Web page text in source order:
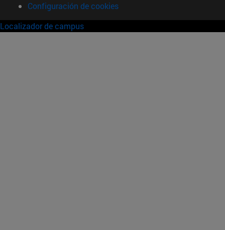
Configuración de cookies
Localizador de campus